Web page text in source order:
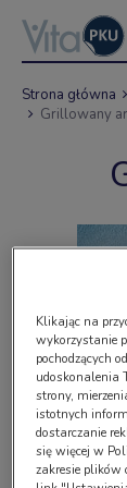
Strona główna
Grillowany
Klikając na
wykorzystanie
pochodzących
udoskonalenia
strony,
istotnych
dostarczanie
się więcej w
zakresie